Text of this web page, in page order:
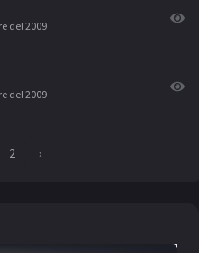
del 2009
del 2009
2 ›